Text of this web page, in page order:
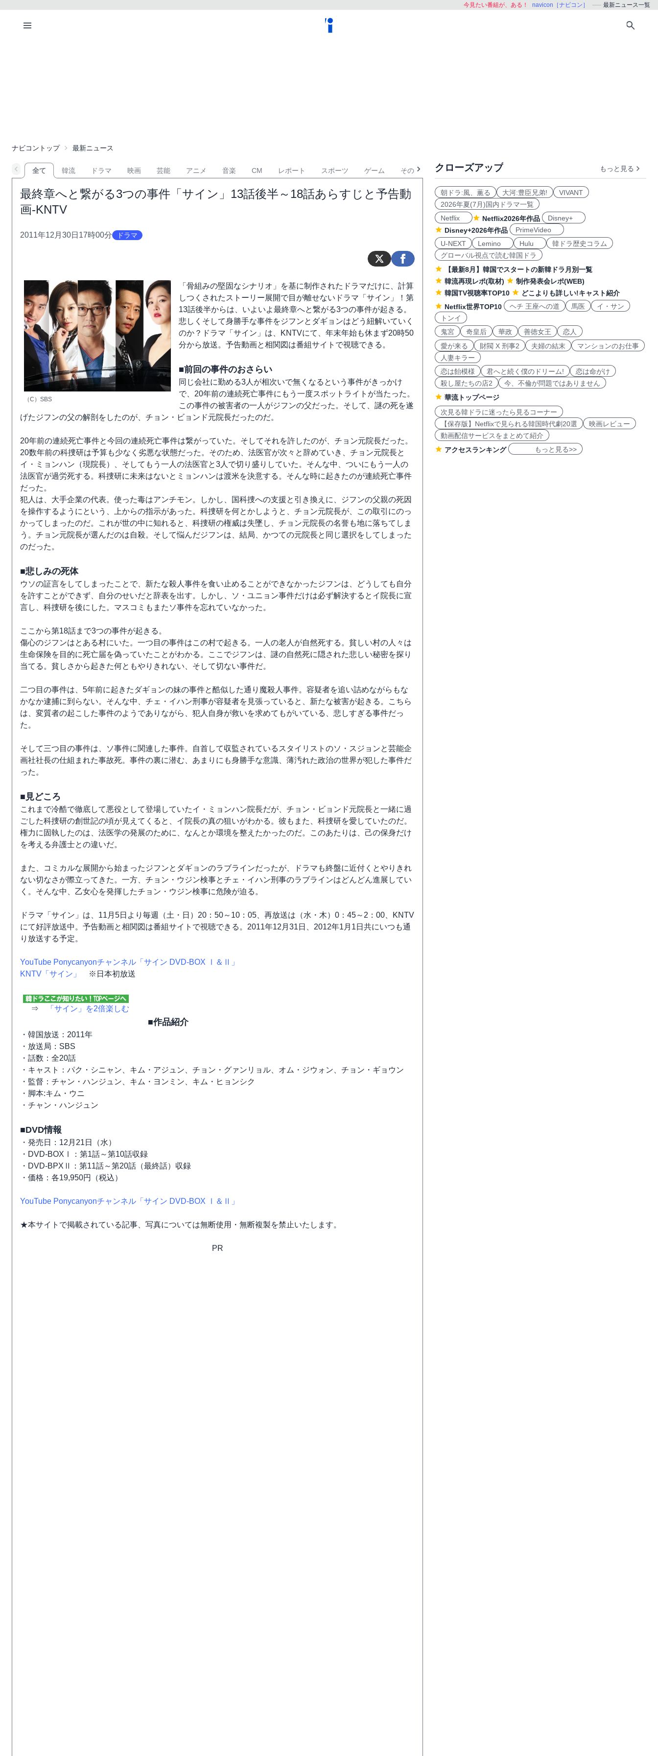
今見たい番組が、ある！ navicon［ナビコン］ 最新ニュース一覧
ナビコントップ 最新ニュース
全て 韓流 ドラマ 映画 芸能 アニメ 音楽 CM レポート スポーツ ゲーム その他
最終章へと繋がる3つの事件「サイン」13話後半～18話あらすじと予告動
画-KNTV
2011年12月30日17時00分 ドラマ
（C）SBS
「骨組みの堅固なシナリオ」を基に制作されたドラマだけに、計算
しつくされたストーリー展開で目が離せないドラマ「サイン」！第
13話後半からは、いよいよ最終章へと繋がる3つの事件が起きる。
悲しくそして身勝手な事件をジフンとダギョンはどう紐解いていく
のか？ドラマ「サイン」は、KNTVにて、年末年始も休まず20時50
分から放送。予告動画と相関図は番組サイトで視聴できる。
■前回の事件のおさらい
同じ会社に勤める3人が相次いで無くなるという事件がきっかけ
で、20年前の連続死亡事件にもう一度スポットライトが当たった。
この事件の被害者の一人がジフンの父だった。そして、謎の死を遂
げたジフンの父の解剖をしたのが、チョン・ビョンド元院長だったのだ。
20年前の連続死亡事件と今回の連続死亡事件は繋がっていた。そしてそれを許したのが、チョン元院長だった。
20数年前の科捜研は予算も少なく劣悪な状態だった。そのため、法医官が次々と辞めていき、チョン元院長と
イ・ミョンハン（現院長）、そしてもう一人の法医官と3人で切り盛りしていた。そんな中、ついにもう一人の
法医官が過労死する。科捜研に未来はないとミョンハンは渡米を決意する。そんな時に起きたのが連続死亡事件
だった。
犯人は、大手企業の代表。使った毒はアンチモン。しかし、国科捜への支援と引き換えに、ジフンの父親の死因
を操作するようにという、上からの指示があった。科捜研を何とかしようと、チョン元院長が、この取引にのっ
かってしまったのだ。これが世の中に知れると、科捜研の権威は失墜し、チョン元院長の名誉も地に落ちてしま
う。チョン元院長が選んだのは自殺。そして悩んだジフンは、結局、かつての元院長と同じ選択をしてしまった
のだった。
■悲しみの死体
ウソの証言をしてしまったことで、新たな殺人事件を食い止めることができなかったジフンは、どうしても自分
を許すことができず、自分のせいだと辞表を出す。しかし、ソ・ユニョン事件だけは必ず解決するとイ院長に宣
言し、科捜研を後にした。マスコミもまたソ事件を忘れていなかった。
ここから第18話まで3つの事件が起きる。
傷心のジフンはとある村にいた。一つ目の事件はこの村で起きる。一人の老人が自然死する。貧しい村の人々は
生命保険を目的に死亡届を偽っていたことがわかる。ここでジフンは、謎の自然死に隠された悲しい秘密を探り
当てる。貧しさから起きた何ともやりきれない、そして切ない事件だ。
二つ目の事件は、5年前に起きたダギョンの妹の事件と酷似した通り魔殺人事件。容疑者を追い詰めながらもな
かなか逮捕に到らない。そんな中、チェ・イハン刑事が容疑者を見張っていると、新たな被害が起きる。こちら
は、変質者の起こした事件のようでありながら、犯人自身が救いを求めてもがいている、悲しすぎる事件だっ
た。
そして三つ目の事件は、ソ事件に関連した事件。自首して収監されているスタイリストのソ・スジョンと芸能企
画社社長の仕組まれた事故死。事件の裏に潜む、あまりにも身勝手な意識、薄汚れた政治の世界が犯した事件だ
った。
■見どころ
これまで冷酷で徹底して悪役として登場していたイ・ミョンハン院長だが、チョン・ビョンド元院長と一緒に過
ごした科捜研の創世記の頃が見えてくると、イ院長の真の狙いがわかる。彼もまた、科捜研を愛していたのだ。
権力に固執したのは、法医学の発展のために、なんとか環境を整えたかったのだ。このあたりは、己の保身だけ
を考える弁護士との違いだ。
また、コミカルな展開から始まったジフンとダギョンのラブラインだったが、ドラマも終盤に近付くとやりきれ
ない切なさが際立ってきた。一方、チョン・ウジン検事とチェ・イハン刑事のラブラインはどんどん進展してい
く。そんな中、乙女心を発揮したチョン・ウジン検事に危険が迫る。
ドラマ「サイン」は、11月5日より毎週（土・日）20：50～10：05、再放送は（水・木）0：45～2：00、KNTV
にて好評放送中。予告動画と相関図は番組サイトで視聴できる。2011年12月31日、2012年1月1日共にいつも通
り放送する予定。
YouTube Ponycanyonチャンネル「サイン DVD-BOX Ⅰ＆Ⅱ」
KNTV「サイン」
※日本初放送
⇒ 「サイン」を2倍楽しむ
■作品紹介
・韓国放送：2011年
・放送局：SBS
・話数：全20話
・キャスト：パク・シニャン、キム・アジュン、チョン・グァンリョル、オム・ジウォン、チョン・ギョウン
・監督：チャン・ハンジュン、キム・ヨンミン、キム・ヒョンシク
・脚本:キム・ウニ
・チャン・ハンジュン
■DVD情報
・発売日：12月21日（水）
・DVD-BOXⅠ：第1話～第10話収録
・DVD-BPXⅡ：第11話～第20話（最終話）収録
・価格：各19,950円（税込）
YouTube Ponycanyonチャンネル「サイン DVD-BOX Ⅰ＆Ⅱ」
★本サイトで掲載されている記事、写真については無断使用・無断複製を禁止いたします。
PR
クローズアップ もっと見る
朝ドラ:風、薫る 大河:豊臣兄弟!
VIVANT
2026年夏(7月)国内ドラマ一覧
Netflix
Netflix2026年作品
Disney+
Disney+2026年作品
PrimeVideo
U-NEXT
Lemino Hulu
韓ドラ歴史コラム
グローバル視点で読む韓国ドラ
【最新8月】韓国でスタートの新韓ドラ月別一覧
韓流再現レポ(取材)
制作発表会レポ(WEB)
韓国TV視聴率TOP10
どこよりも詳しい!キャスト紹介
Netflix世界TOP10
ヘチ 王座への道 馬医
イ・サン
トンイ
鬼宮
奇皇后 華政 善徳女王
恋人
愛が来る
財閥 X 刑事2 夫婦の結末
マンションのお仕事
人妻キラー
恋は飴模様
君へと続く僕のドリーム!
恋は命がけ
殺し屋たちの店2
今、不倫が問題ではありません
華流トップページ
次見る韓ドラに迷ったら見るコーナー
【保存版】Netflixで見られる韓国時代劇20選
映画レビュー
動画配信サービスをまとめて紹介
アクセスランキング
もっと見る>>